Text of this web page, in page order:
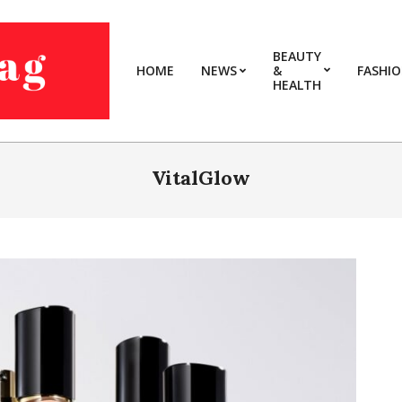
HOME NEWS
BEAUTY
&
HEALTH
VitalGlow